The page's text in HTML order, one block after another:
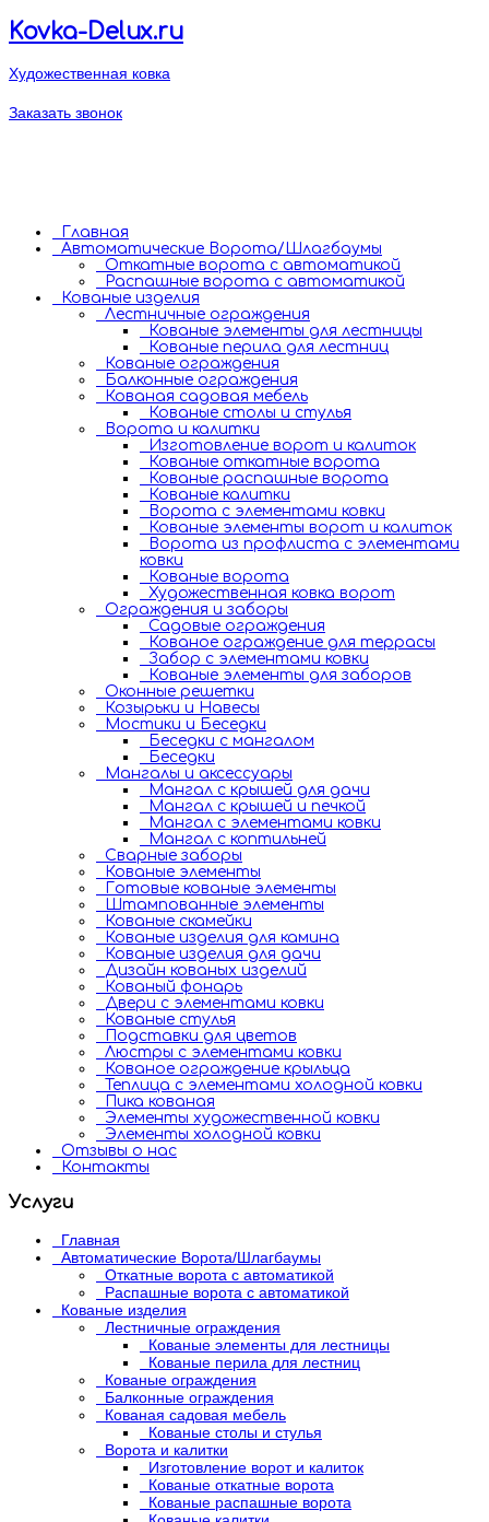
Kovka-Delux.ru
Художественная ковка
Заказать звонок
Главная
Автоматические Ворота/Шлагбаумы
Откатные ворота с автоматикой
Распашные ворота с автоматикой
Кованые изделия
Лестничные ограждения
Кованые элементы для лестницы
Кованые перила для лестниц
Кованые ограждения
Балконные ограждения
Кованая садовая мебель
Кованые столы и стулья
Ворота и калитки
Изготовление ворот и калиток
Кованые откатные ворота
Кованые распашные ворота
Кованые калитки
Ворота с элементами ковки
Кованые элементы ворот и калиток
Ворота из профлиста с элементами
ковки
Кованые ворота
Художественная ковка ворот
Ограждения и заборы
Садовые ограждения
Кованое ограждение для террасы
Забор с элементами ковки
Кованые элементы для заборов
Оконные решетки
Козырьки и Навесы
Мостики и Беседки
Беседки с мангалом
Беседки
Мангалы и аксессуары
Мангал с крышей для дачи
Мангал с крышей и печкой
Мангал с элементами ковки
Мангал с коптильней
Сварные заборы
Кованые элементы
Готовые кованые элементы
Штампованные элементы
Кованые скамейки
Кованые изделия для камина
Кованые изделия для дачи
Дизайн кованых изделий
Кованый фонарь
Двери с элементами ковки
Кованые стулья
Подставки для цветов
Люстры с элементами ковки
Кованое ограждение крыльца
Теплица с элементами холодной ковки
Пика кованая
Элементы художественной ковки
Элементы холодной ковки
Отзывы о нас
Контакты
Услуги
Главная
Автоматические Ворота/Шлагбаумы
Откатные ворота с автоматикой
Распашные ворота с автоматикой
Кованые изделия
Лестничные ограждения
Кованые элементы для лестницы
Кованые перила для лестниц
Кованые ограждения
Балконные ограждения
Кованая садовая мебель
Кованые столы и стулья
Ворота и калитки
Изготовление ворот и калиток
Кованые откатные ворота
Кованые распашные ворота